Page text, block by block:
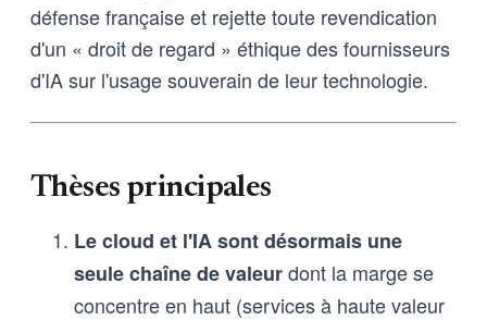
défense française et rejette toute revendication
d'un « droit de regard » éthique des fournisseurs
d'IA sur l'usage souverain de leur technologie.
Thèses principales
Le cloud et l'IA sont désormais une
seule chaîne de valeurdont la marge se
concentre en haut (services à haute valeur